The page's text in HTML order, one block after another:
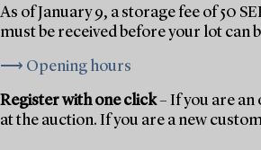
As of January 9, a storage fee of 50
must be received before your lot can
⟶ Opening hours
Register with one click– If you are an
at the auction. If you are a new